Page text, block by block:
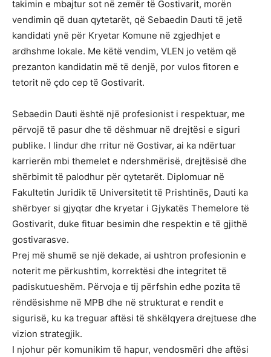
takimin e mbajtur sot në zemër të Gostivarit, morën
vendimin që duan qytetarët, që Sebaedin Dauti të jetë
kandidati ynë për Kryetar Komune në zgjedhjet e
ardhshme lokale. Me këtë vendim, VLEN jo vetëm që
prezanton kandidatin më të denjë, por vulos fitoren e
tetorit në çdo cep të Gostivarit.
Sebaedin Dauti është një profesionist i respektuar, me
përvojë të pasur dhe të dëshmuar në drejtësi e siguri
publike. I lindur dhe rritur në Gostivar, ai ka ndërtuar
karrierën mbi themelet e ndershmërisë, drejtësisë dhe
shërbimit të palodhur për qytetarët. Diplomuar në
Fakultetin Juridik të Universitetit të Prishtinës, Dauti ka
shërbyer si gjyqtar dhe kryetar i Gjykatës Themelore të
Gostivarit, duke fituar besimin dhe respektin e të gjithë
gostivarasve.
Prej më shumë se një dekade, ai ushtron profesionin e
noterit me përkushtim, korrektësi dhe integritet të
padiskutueshëm. Përvoja e tij përfshin edhe pozita të
rëndësishme në MPB dhe në strukturat e rendit e
sigurisë, ku ka treguar aftësi të shkëlqyera drejtuese dhe
vizion strategjik.
I njohur për komunikim të hapur, vendosmëri dhe aftësi